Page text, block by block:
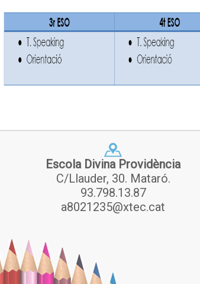
Escola Divina Providència
C/Llauder, 30. Mataró.
93.798.13.87
a8021235@xtec.cat